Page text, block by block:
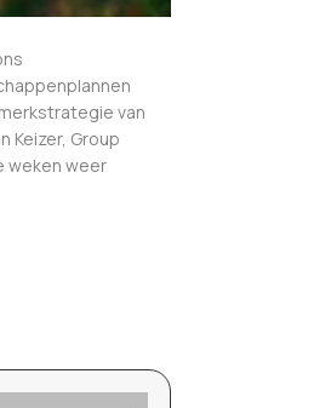
van
Keizer, Group
weken weer